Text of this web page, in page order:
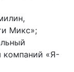
Микс»;
компаний «Я-